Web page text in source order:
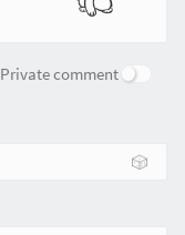
Private comment
🎲